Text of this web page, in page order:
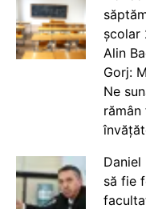
școlar
Alin
Gorj:
Ne
Daniel
să fie